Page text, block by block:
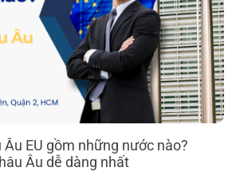
EU gồm những nước nào?
Âu dễ dàng nhất